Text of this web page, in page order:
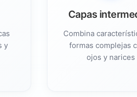
y
Capas
Combina
formas complejas
ojos y narices